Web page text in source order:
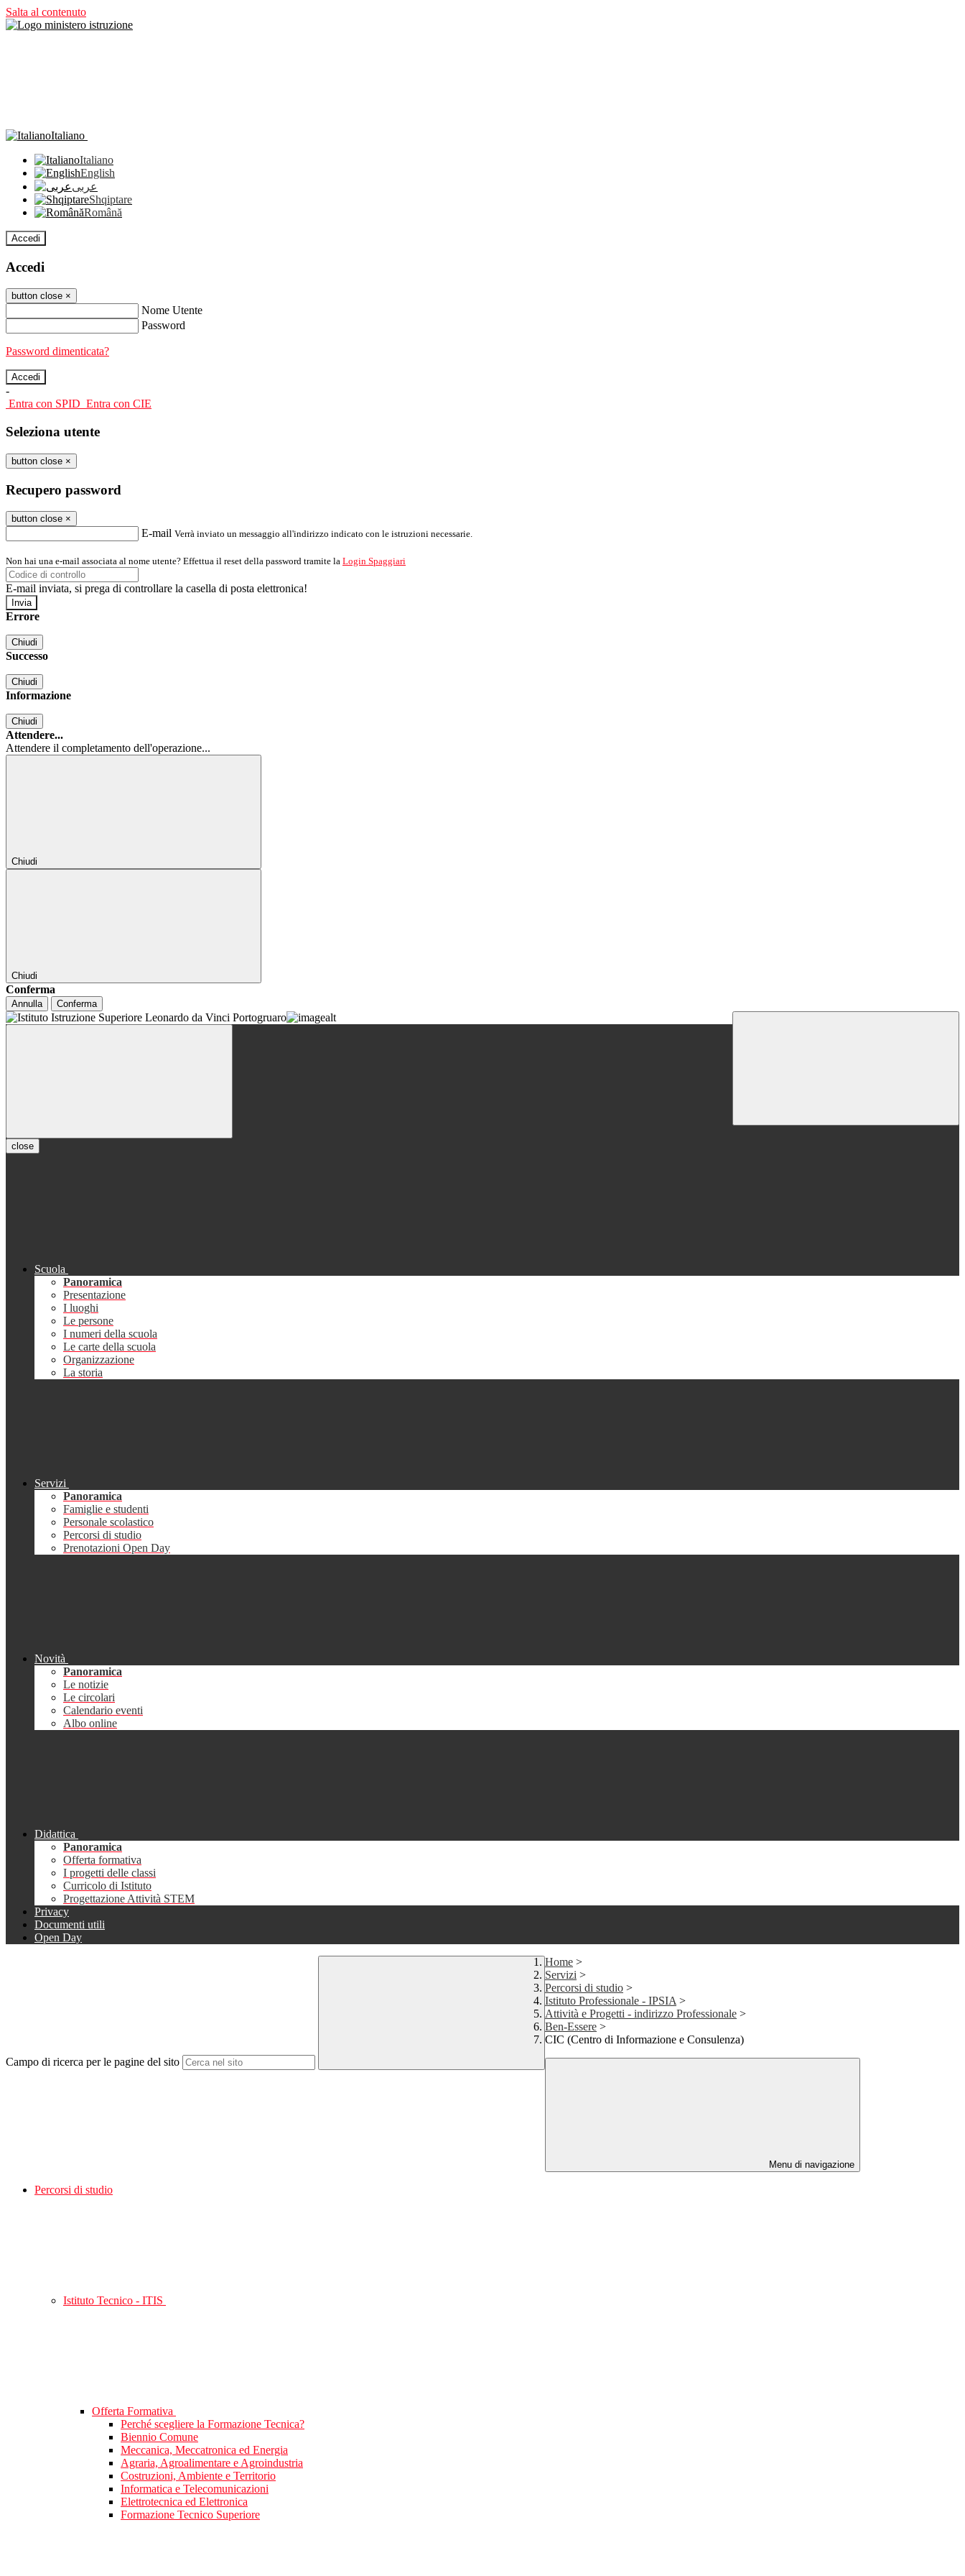
Salta al contenuto
Italiano
Italiano
English
عربى
Shqiptare
Română
Accedi
Accedi
button close ×
Nome Utente
Password
Password dimenticata?
-
Entra con SPID Entra con CIE
Seleziona utente
button close ×
Recupero password
button close ×
E-mail Verrà inviato un messaggio all'indirizzo indicato con le istruzioni necessarie.
Non hai una e-mail associata al nome utente? Effettua il reset della password tramite la Login Spaggiari
E-mail inviata, si prega di controllare la casella di posta elettronica!
Errore
Chiudi
Successo
Chiudi
Informazione
Chiudi
Attendere...
Attendere il completamento dell'operazione...
Chiudi
Chiudi
Conferma
Annulla Conferma
close
Scuola
Panoramica
Presentazione
I luoghi
Le persone
I numeri della scuola
Le carte della scuola
Organizzazione
La storia
Servizi
Panoramica
Famiglie e studenti
Personale scolastico
Percorsi di studio
Prenotazioni Open Day
Novità
Panoramica
Le notizie
Le circolari
Calendario eventi
Albo online
Didattica
Panoramica
Offerta formativa
I progetti delle classi
Curricolo di Istituto
Progettazione Attività STEM
Privacy
Documenti utili
Open Day
Campo di ricerca per le pagine del sito
Home >
Servizi >
Percorsi di studio >
Istituto Professionale - IPSIA >
Attività e Progetti - indirizzo Professionale >
Ben-Essere >
CIC (Centro di Informazione e Consulenza)
Menu di navigazione
Percorsi di studio
Istituto Tecnico - ITIS
Offerta Formativa
Perché scegliere la Formazione Tecnica?
Biennio Comune
Meccanica, Meccatronica ed Energia
Agraria, Agroalimentare e Agroindustria
Costruzioni, Ambiente e Territorio
Informatica e Telecomunicazioni
Elettrotecnica ed Elettronica
Formazione Tecnico Superiore